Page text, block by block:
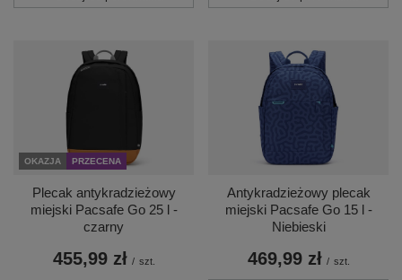
OKAZJA PRZECENA
Plecak antykradzieżowy
miejski Pacsafe Go 25 l -
czarny
455,99 zł / szt.
Antykradzieżowy plecak
miejski Pacsafe Go 15 l -
Niebieski
469,99 zł / szt.